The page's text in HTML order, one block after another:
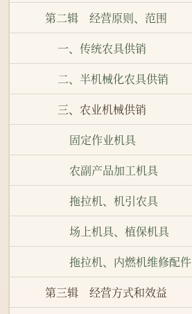
第二辑 经营原则、范围
一、传统农具供销
二、半机械化农具供销
三、农业机械供销
固定作业机具
农副产品加工机具
拖拉机、机引农具
场上机具、植保机具
拖拉机、内燃机维修配件
第三辑 经营方式和效益